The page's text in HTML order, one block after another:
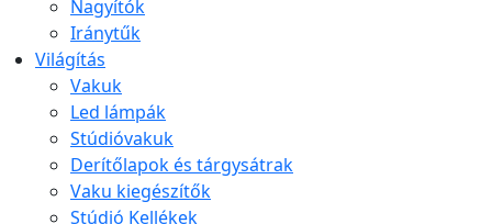
Nagyítók
Iránytűk
Világítás
Vakuk
Led lámpák
Stúdióvakuk
Derítőlapok és tárgysátrak
Vaku kiegészítők
Stúdió Kellékek